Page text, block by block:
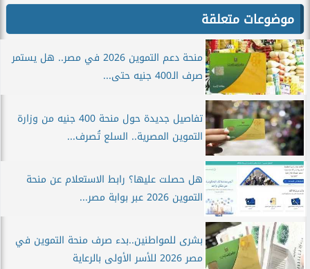
موضوعات متعلقة
منحة دعم التموين 2026 في مصر.. هل يستمر
صرف الـ400 جنيه حتى...
تفاصيل جديدة حول منحة 400 جنيه من وزارة
التموين المصرية.. السلع تُصرف...
هل حصلت عليها؟ رابط الاستعلام عن منحة
التموين 2026 عبر بوابة مصر...
بشرى للمواطنين..بدء صرف منحة التموين في
مصر 2026 للأسر الأولى بالرعاية